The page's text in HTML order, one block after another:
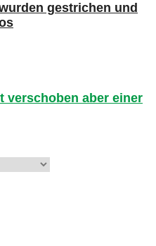
gestrichen und
verschoben aber einer